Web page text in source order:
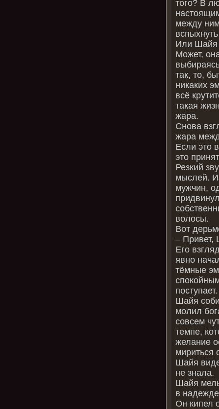
того? В
между
Или Шайя
Может,
так, то,
никаких
всё
такая
жара.
Снова
жара
Если это
это
Резкий
мыслей.
мужчин,
волосы.
Вот
– Привет,
Его
явно
тёмные
Шайя
молил
совсем
темпе,
желание
мириться
Шайя
не знала.
Шайя
в
Он кипел